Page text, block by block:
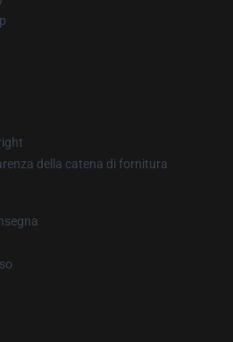
della catena di fornitura